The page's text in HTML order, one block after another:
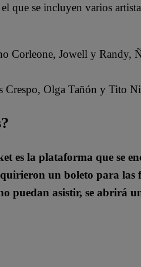
que se incluyen varios
Corleone, Jowell y
Olga Tañón y Tito
es la plataforma que se
un boleto para las
puedan asistir, se abrirá